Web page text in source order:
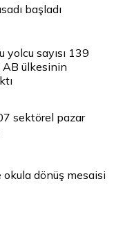
başladı
sayısı 139
AB ülkesinin
sektörel pazar
okula dönüş mesaisi